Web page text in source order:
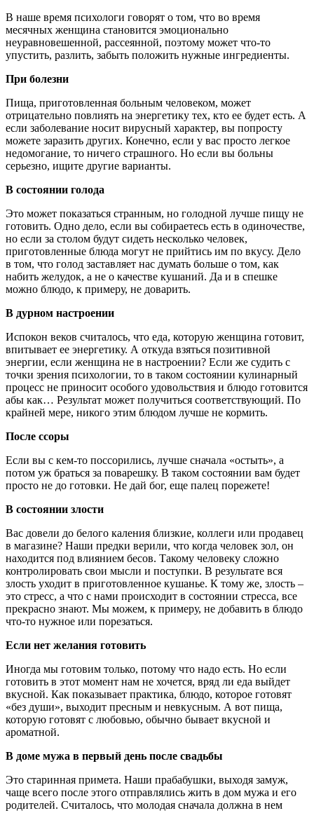
В наше время психологи говорят о том, что во время
месячных женщина становится эмоционально
неуравновешенной, рассеянной, поэтому может что-то
упустить, разлить, забыть положить нужные ингредиенты.
При болезни
Пища, приготовленная больным человеком, может
отрицательно повлиять на энергетику тех, кто ее будет есть. А
если заболевание носит вирусный характер, вы попросту
можете заразить других. Конечно, если у вас просто легкое
недомогание, то ничего страшного. Но если вы больны
серьезно, ищите другие варианты.
В состоянии голода
Это может показаться странным, но голодной лучше пищу не
готовить. Одно дело, если вы собираетесь есть в одиночестве,
но если за столом будут сидеть несколько человек,
приготовленные блюда могут не прийтись им по вкусу. Дело
в том, что голод заставляет нас думать больше о том, как
набить желудок, а не о качестве кушаний. Да и в спешке
можно блюдо, к примеру, не доварить.
В дурном настроении
Испокон веков считалось, что еда, которую женщина готовит,
впитывает ее энергетику. А откуда взяться позитивной
энергии, если женщина не в настроении? Если же судить с
точки зрения психологии, то в таком состоянии кулинарный
процесс не приносит особого удовольствия и блюдо готовится
абы как… Результат может получиться соответствующий. По
крайней мере, никого этим блюдом лучше не кормить.
После ссоры
Если вы с кем-то поссорились, лучше сначала «остыть», а
потом уж браться за поварешку. В таком состоянии вам будет
просто не до готовки. Не дай бог, еще палец порежете!
В состоянии злости
Вас довели до белого каления близкие, коллеги или продавец
в магазине? Наши предки верили, что когда человек зол, он
находится под влиянием бесов. Такому человеку сложно
контролировать свои мысли и поступки. В результате вся
злость уходит в приготовленное кушанье. К тому же, злость –
это стресс, а что с нами происходит в состоянии стресса, все
прекрасно знают. Мы можем, к примеру, не добавить в блюдо
что-то нужное или порезаться.
Если нет желания готовить
Иногда мы готовим только, потому что надо есть. Но если
готовить в этот момент нам не хочется, вряд ли еда выйдет
вкусной. Как показывает практика, блюдо, которое готовят
«без души», выходит пресным и невкусным. А вот пища,
которую готовят с любовью, обычно бывает вкусной и
ароматной.
В доме мужа в первый день после свадьбы
Это старинная примета. Наши прабабушки, выходя замуж,
чаще всего после этого отправлялись жить в дом мужа и его
родителей. Считалось, что молодая сначала должна в нем